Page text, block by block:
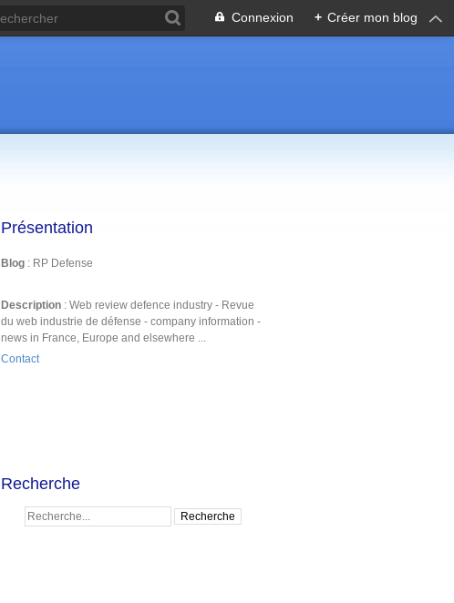
Connexion + Créer mon blog
Présentation
Blog : RP Defense
Description : Web review defence industry - Revue
du web industrie de défense - company information -
news in France, Europe and elsewhere ...
Contact
Recherche